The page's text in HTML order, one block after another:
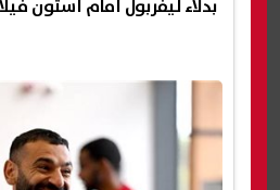
بدلاء ليفربول أمام أستون فيلا